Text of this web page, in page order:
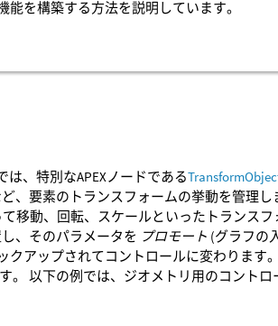
を構築する方法を説明しています。
、特別なAPEXノードである
、要素のトランスフォームの挙動を管理し
移動、回転、スケールといったトランスフ
、そのパラメータを プロモート (グラフの
クアップされてコントロールに変わります
。 以下の例では、ジオメトリ用のコントロ